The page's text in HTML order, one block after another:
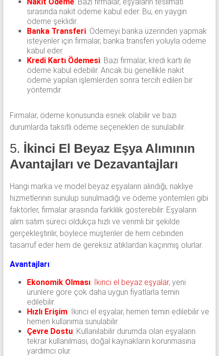
sırasında nakit ödeme kabul eder. Bu, en yaygın
ödeme şeklidir.
Banka Transferi: Ödemeyi banka üzerinden yapmak
isteyenler için firmalar, banka transferi yoluyla ödeme
kabul eder.
Kredi Kartı Ödemesi: Bazı firmalar, kredi kartı ile
ödeme kabul edebilir. Ancak bu genellikle nakit
ödeme yapılan işlemlerden sonra tercih edilen bir
yöntemdir.
Firmalar, ödeme konusunda esnek olabilir ve bazı
durumlarda taksitli ödeme seçenekleri de sunulabilir.
5. İkinci El Beyaz Eşya Alımının
Avantajları ve Dezavantajları
Hangi marka ve model beyaz eşyaların alındığı, nakliye
hizmetlerinin sunulup sunulmadığı ve ödeme yöntemleri gibi
faktörler, firmalar arasında farklılık gösterebilir. Eşyaların
alım satım süreci oldukça hızlı ve verimli bir şekilde
gerçekleştirilir, böylece müşteriler de hem cebinden
tasarruf eder hem de gereksiz atıklardan kaçınmış olurlar.
Avantajları:
Ekonomik Olması: İkinci el beyaz eşyalar, yeni
ürünlere göre çok daha uygun fiyatlarla temin
edilebilir.
Hızlı Erişim: İkinci el eşyalar, hemen temin edilebilir ve
hemen kullanıma sunulabilir.
Çevre Dostu: Kullanılabilir durumda olan eşyaların
tekrar kullanılması, doğal kaynakların korunmasına
yardımcı olur.